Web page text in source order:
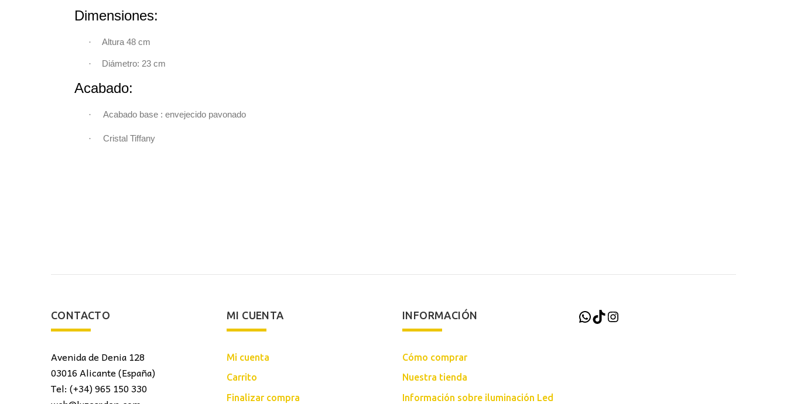
Dimensiones:
· Altura 48 cm
· Diámetro: 23 cm
Acabado:
· Acabado base : envejecido pavonado
· Cristal Tiffany
CONTACTO
Avenida de Denia 128
03016 Alicante (España)
Tel: (+34) 965 150 330
MI CUENTA
Mi cuenta
Carrito
Finalizar compra
INFORMACIÓN
Cómo comprar
Nuestra tienda
Información sobre iluminación Led
WhatsApp
TikTokInstagram